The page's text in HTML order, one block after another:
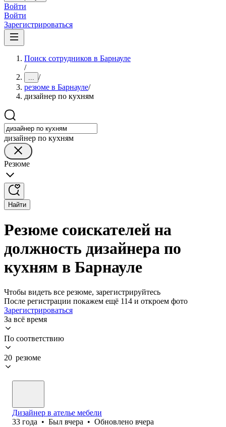
Войти
Войти
Зарегистрироваться
Поиск сотрудников в Барнауле
/
... /
резюме в Барнауле/
дизайнер по кухням
дизайнер по кухням
Резюме
Найти
Резюме соискателей на
должность дизайнера по
кухням в Барнауле
Чтобы видеть все резюме, зарегистрируйтесь
После регистрации покажем ещё 114 и откроем фото
Зарегистрироваться
За всё время
По соответствию
20 резюме
Дизайнер в ателье мебели
33 года • Был вчера • Обновлено вчера